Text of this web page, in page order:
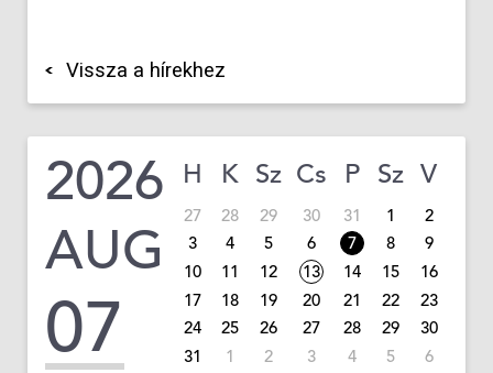
Vissza a hírekhez
2026
AUG
07
H K Sz Cs P Sz V
27 28 29 30 31 1
2
3
4 5 6 7 8
9
10
11 12 13 14 15
16
17
18 19 20 21 22
23
24
25 26 27 28 29
30
31
1 2 3 4 5 6